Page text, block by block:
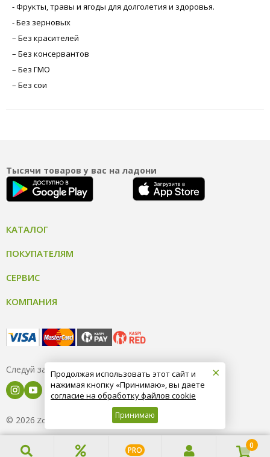
- Фрукты, травы и ягоды для долголетия и здоровья.
- Без зерновых
– Без красителей
– Без консервантов
– Без ГМО
– Без сои
Тысячи товаров у вас на ладони
КАТАЛОГ
ПОКУПАТЕЛЯМ
СЕРВИС
КОМПАНИЯ
Следуй за нами
© 2026 ZooOptTorg.KZ 8 (800) 004-09-40
PRO 0
×
Продолжая использовать этот сайт и
нажимая кнопку «Принимаю», вы даете
согласие на обработку файлов cookie
Принимаю